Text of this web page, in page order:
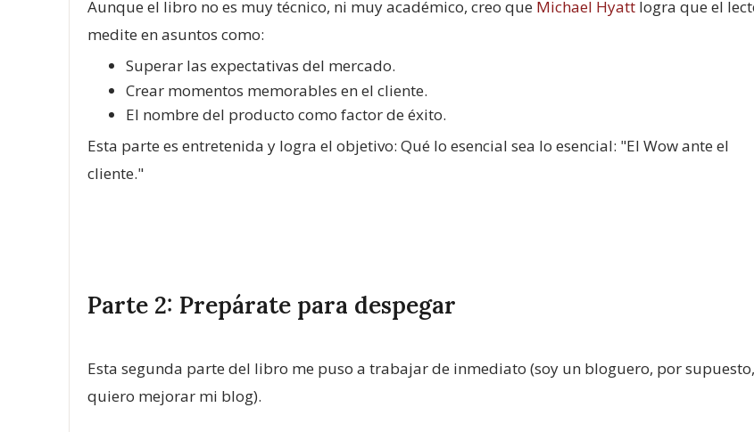
Aunque el libro no es muy técnico, ni muy académico, creo que Michael Hyatt logra que el
medite en asuntos como:
Superar las expectativas del mercado.
Crear momentos memorables en el cliente.
El nombre del producto como factor de éxito.
Esta parte es entretenida y logra el objetivo: Qué lo esencial sea lo esencial: "El Wow ante el
cliente."
Parte 2: Prepárate para despegar
Esta segunda parte del libro me puso a trabajar de inmediato (soy un bloguero, por
quiero mejorar mi blog).